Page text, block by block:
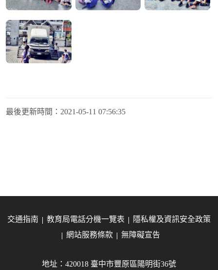
最後更新時間： 2021-05-11 07:56:35
交通指南 教育局電話分機一覽表
隱私權及資訊安全政策
網站服務條款
無障礙宣告
地址：420018 臺中市豐原區陽明街36號